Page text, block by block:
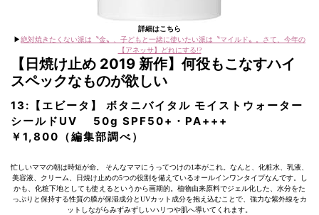
詳細はこちら
▶︎絶対焼きたくない派は〝金〟、子どもと一緒に使いたい派は〝マイルド〟。さて、今年の
【アネッサ】どれにする!?
【日焼け止め 2019 新作】何役もこなすハイ
スペックなものが欲しい
13:【エビータ】 ボタニバイタル モイストウォーター
シールドUV 50g SPF50+・PA+++
￥1,800（編集部調べ）
忙しいママの朝は時短が命。 そんなママにうってつけの1本がこれ。なんと、化粧水、乳液、
美容液、クリーム、日焼け止めの5つの役割を備えているオールインワンタイプなんです。し
かも、化粧下地としても使えるというから画期的。植物由来原料でジェル化した、水分をた
っぷりと保持する性質の膜が保湿成分とUVカット成分を抱え込むことで、強力な紫外線をカ
ットしながらみずみずしいハリつや肌へ導いてくれます。